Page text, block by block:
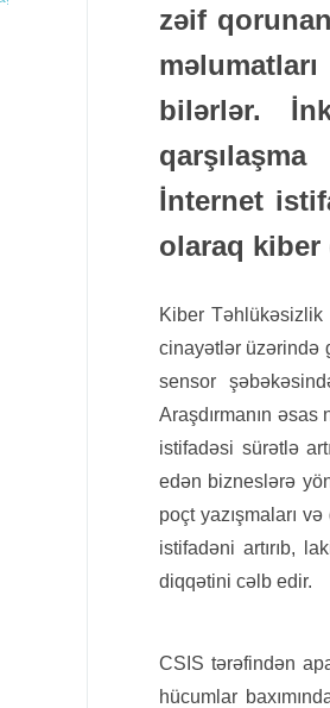
zəif
bilərlər.
İnternet
olaraq kiber
Kiber Təhlükəsizlik
cinayətlər üzərində
sensor
Araşdırmanın
istifadəsi sürətlə
edən bizneslərə
poçt yazışmaları
istifadəni artırıb,
diqqətini cəlb edir.
CSIS tərəfindən
hücumlar